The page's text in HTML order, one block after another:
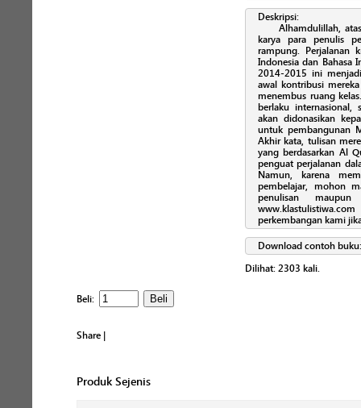
Deskripsi:
Alhamdulillah,
karya para penulis
rampung. Perjalanan
Indonesia dan Bahasa
2014-2015 ini
awal kontribusi
menembus ruang
berlaku
akan didonasikan
untuk pembangunan
Akhir kata, tulisan
yang berdasarkan Al
penguat perjalanan
Namun, karena
pembelajar, mohon
penulisan
perkembangan kami
Download contoh
Dilihat: 2303 kali.
Beli:
Share |
Produk Sejenis